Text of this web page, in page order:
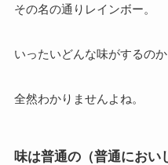
その名の通りレインボー。
いったいどんな味がするのか
全然わかりませんよね。
味は普通の（普通におい